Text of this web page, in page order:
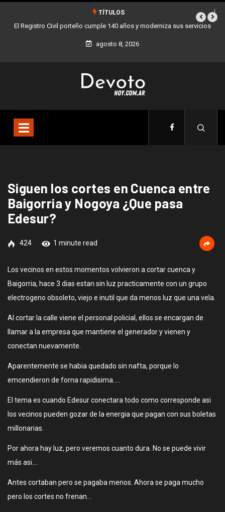
TÍTULOS
El Registro Civil porteño cumple 140 años y moderniza sus servicios
agosto 8, 2026
Siguen los cortes en Cuenca entre
Baigorria y Nogoya ¿Que pasa
Edesur?
424 1 minute read
Los vecinos en estos momentos volvieron a cortar cuenca y
Baigorria, hace 3 dias estan sin luz practicamente con un grupo
electrogeno obsoleto, viejo e inutil que da menos luz que una vela.
Al cortar la calle viene el personal policial, ellos se encargan de
llamar a la empresa que mantiene el generador y vienen y
conectan nuevamente.
Aparentemente se habia quedado sin nafta, porque lo
emcendieron de forna rapidisima…..
El tema es cuando Edesur conectara todo como corresponde asi
los vecinos pueden gozar de la energia que pagan con sus boletas
millonarias.
Por ahora hay luz, pero veremos cuanto dura. No se puede vivir
más asi….
Antes cortaban pero se pagaba menos. Ahora se paga mucho
pero los cortes no frenan…